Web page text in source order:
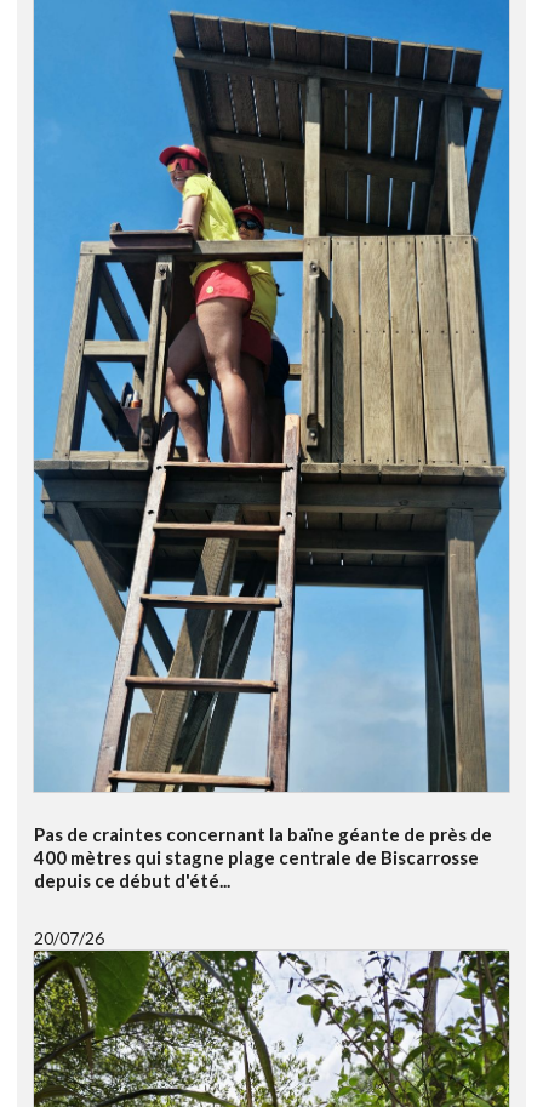
Pas de craintes concernant la baïne géante de près de
400 mètres qui stagne plage centrale de Biscarrosse
depuis ce début d'été...
20/07/26